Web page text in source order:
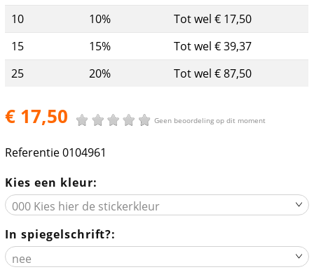
10
10%
Tot wel € 17,50
15
15%
Tot wel € 39,37
25
20% Tot wel € 87,50
€ 17,50 Geen beoordeling op dit moment
Referentie0104961
Kies een kleur:
In spiegelschrift?: